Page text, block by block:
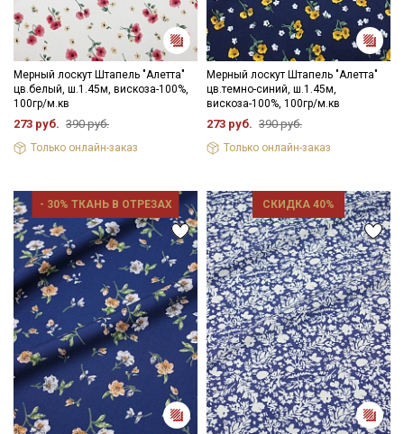
Мерный лоскут Штапель "Алетта"
цв.белый, ш.1.45м, вискоза-100%,
100гр/м.кв
273 руб. 390 руб.
Только онлайн-заказ
Мерный лоскут Штапель "Алетта"
цв.темно-синий, ш.1.45м,
вискоза-100%, 100гр/м.кв
273 руб. 390 руб.
Только онлайн-заказ
- 30% ТКАНЬ В ОТРЕЗАХ СКИДКА 40%